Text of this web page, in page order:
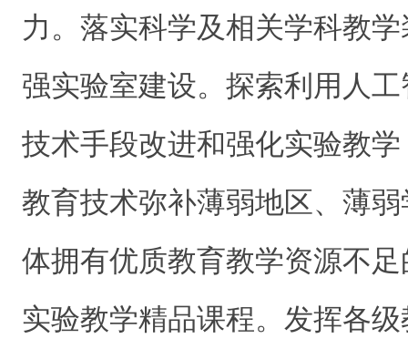
力。落实科学及相关学科教
强实验室建设。探索利用人
技术手段改进和强化实验教
教育技术弥补薄弱地区、薄
体拥有优质教育教学资源不
实验教学精品课程。发挥各